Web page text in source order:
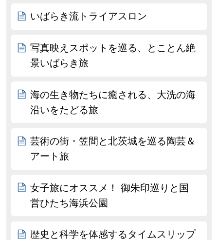
いばらき流トライアスロン
写真映えスポットを巡る、とことん絶
景いばらき旅
海の生き物たちに癒される、大洗の海
沿いをたどる旅
芸術の街・笠間と北茨城を巡る陶芸＆
アート旅
女子旅にオススメ！ 御朱印巡りと国
営ひたち海浜公園
歴史と科学を体感するタイムスリップ